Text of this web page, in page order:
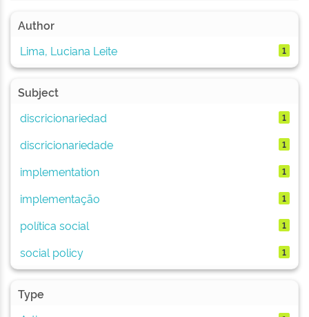
Author
Lima, Luciana Leite
1
Subject
discricionariedad
1
discricionariedade 1
implementation 1
implementação 1
política social 1
social policy 1
Type